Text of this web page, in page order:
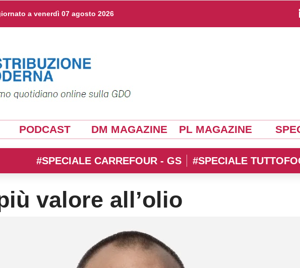
a venerdì 07 agosto 2026
PODCAST DM MAGAZINE PL MAGAZINE
#SPECIALE CARREFOUR - GS #SPECIALE
valore all’olio